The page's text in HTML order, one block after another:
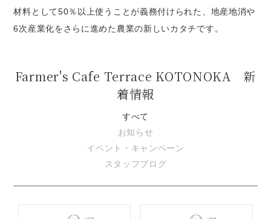
材料として50％以上使うことが義務付けられた、地産地消や
6次産業化をさらに進めた農業の新しいカタチです。
Farmer's Cafe Terrace KOTONOKA 新
着情報
すべて
お知らせ
イベント・キャンペーン
スタッフブログ